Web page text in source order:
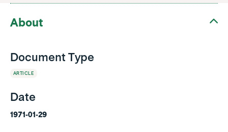
About
Document Type
ARTICLE
Date
1971-01-29